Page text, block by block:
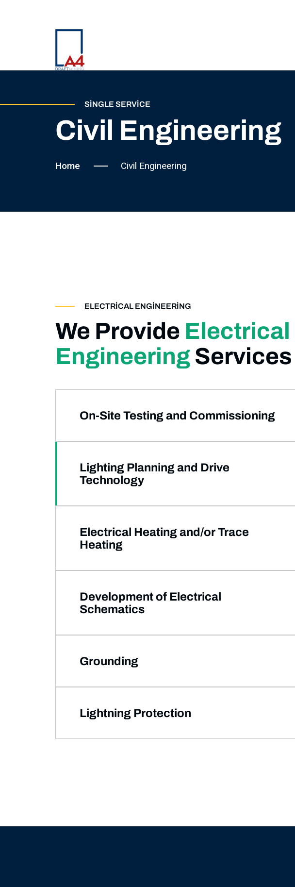
SINGLE SERVICE
Civil Engineering
Home Civil Engineering
ELECTRICAL ENGINEERING
We Provide Electrical
Engineering Services
On-Site Testing and Commissioning
Lighting Planning and Drive
Technology
Electrical Heating and/or Trace
Heating
Development of Electrical
Schematics
Grounding
Lightning Protection